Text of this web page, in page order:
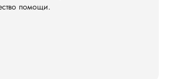
помощи.